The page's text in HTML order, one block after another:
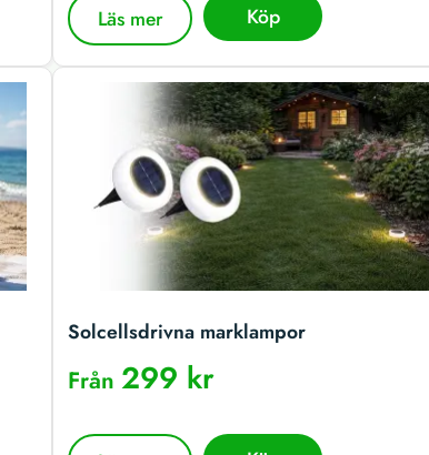
Läs mer Köp
Solcellsdrivna marklampor
Från299 kr